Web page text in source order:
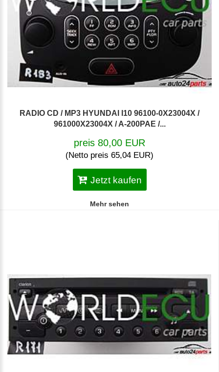
RADIO CD / MP3 HYUNDAI I10 96100-0X23004X /
961000X23004X / A-200PAE /...
preis 80,00 EUR
(Netto preis 65,04 EUR)
Jetzt kaufen
Mehr sehen